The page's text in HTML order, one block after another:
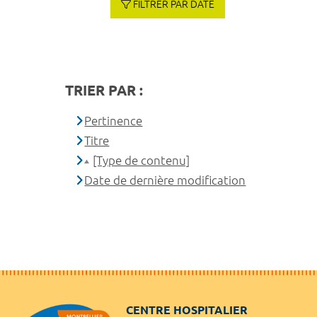
FILTRER PAR DATE
TRIER PAR :
Pertinence
Titre
[Type de contenu]
Date de dernière modification
CENTRE HOSPITALIER